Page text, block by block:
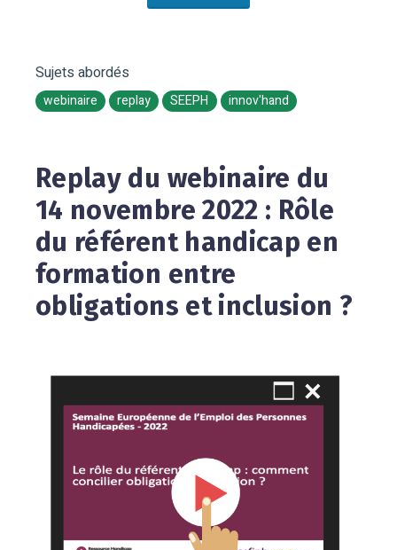
Sujets abordés
webinaire replay SEEPH innov'hand
Replay du webinaire du
14 novembre 2022 : Rôle
du référent handicap en
formation entre
obligations et inclusion ?